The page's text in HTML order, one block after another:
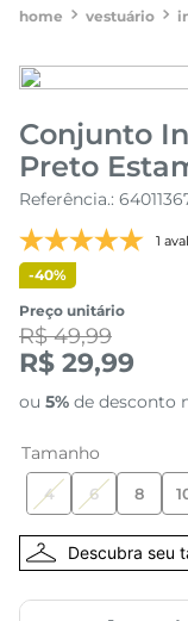
vestuário
Conjunto
Preto
Referência.:
1
-40%
Preço unitário
R$ 49,99
R$ 29,99
ou 5% de desconto
Tamanho
4 6 8